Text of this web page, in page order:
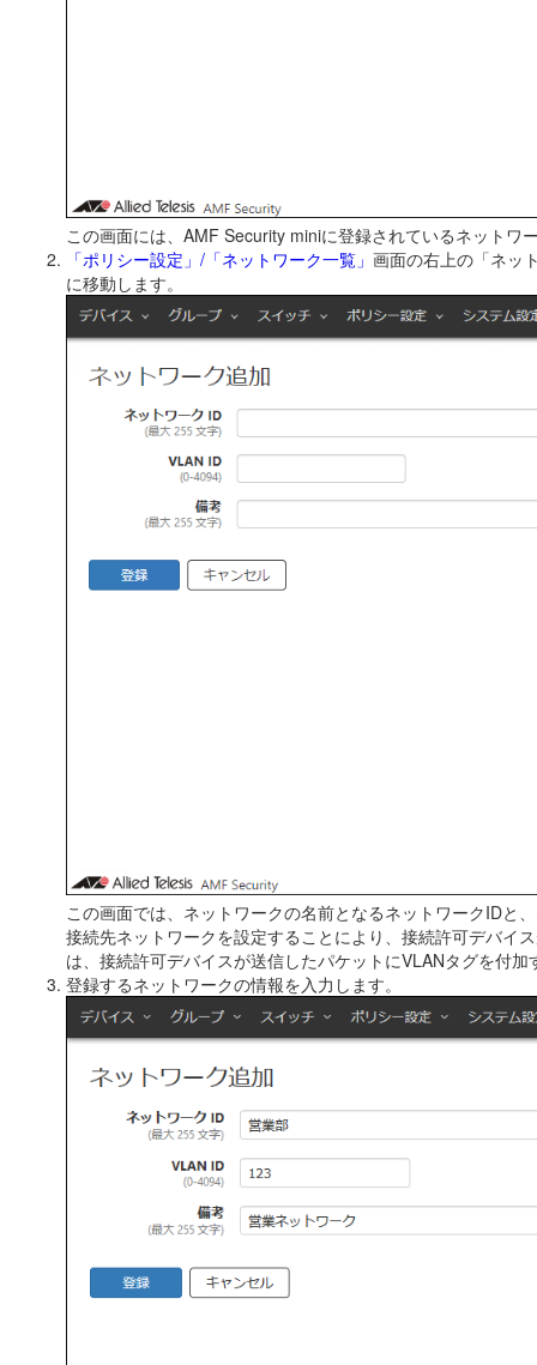
この画面には、AMF Security miniに登録されているネット
「ポリシー設定」/「ネットワーク一覧」 画面の右上の「ネッ
に移動します。
この画面では、ネットワークの名前となるネットワークIDと
接続先ネットワークを設定することにより、接続許可デバイ
は、接続許可デバイスが送信したパケットにVLANタグを付
登録するネットワークの情報を入力します。